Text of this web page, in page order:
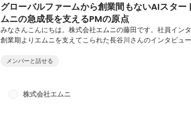
グローバルファームから創業間もないAIスター
ムニの急成長を支えるPMの原点
みなさんこんにちは。株式会社エムニの藤田です。社員イン
創業期よりエムニを支えてこられた長谷川さんのインタビュ
も語っていただいておりますので、どうぞ最後までお読みい
タサイエンティストとして携わる。PwCアドバイザリー合同
メンバーと話せる
株式会社エムニ